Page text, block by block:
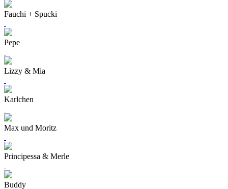
Fauchi + Spucki
Pepe
Lizzy & Mia
Karlchen
Max und Moritz
Principessa & Merle
Buddy